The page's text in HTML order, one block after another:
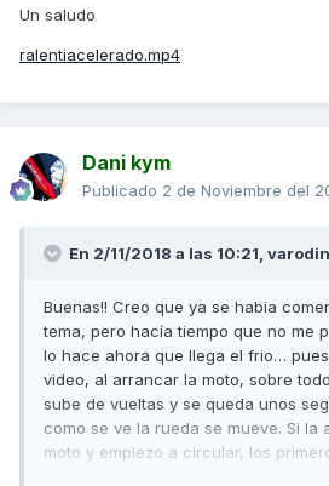
Un saludo
ralentiacelerado.mp4
Dani kym
Publicado 2 de Noviembre del
En 2/11/2018 a las 10:21, varodin
Buenas!! Creo que ya se habia
tema, pero hacía tiempo que no me
lo hace ahora que llega el frio…
video, al arrancar la moto, sobre
sube de vueltas y se queda unos
como se ve la rueda se mueve. Si la
moto y empiezo a circular, los